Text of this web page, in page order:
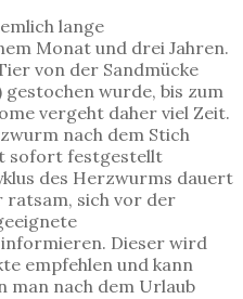
lange
Monat und drei Jahren.
von der Sandmücke
wurde, bis zum
vergeht daher viel Zeit.
nach dem Stich
sofort festgestellt
des Herzwurms dauert
ratsam, sich vor der
Dieser wird
empfehlen und kann
man nach dem Urlaub